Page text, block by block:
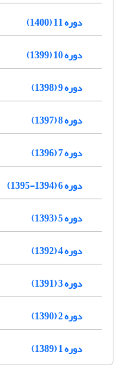
دوره 11 (1400)
دوره 10 (1399)
دوره 9 (1398)
دوره 8 (1397)
دوره 7 (1396)
دوره 6 (1394-1395)
دوره 5 (1393)
دوره 4 (1392)
دوره 3 (1391)
دوره 2 (1390)
دوره 1 (1389)